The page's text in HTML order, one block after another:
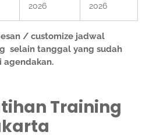
2026
2026
/ customize jadwal
selain tanggal yang sudah
agendakan.
Training